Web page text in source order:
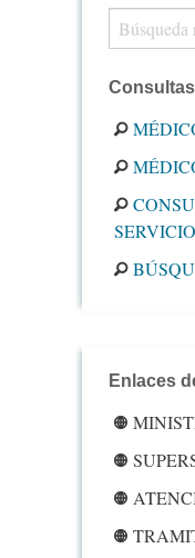
Consultas
Enlaces